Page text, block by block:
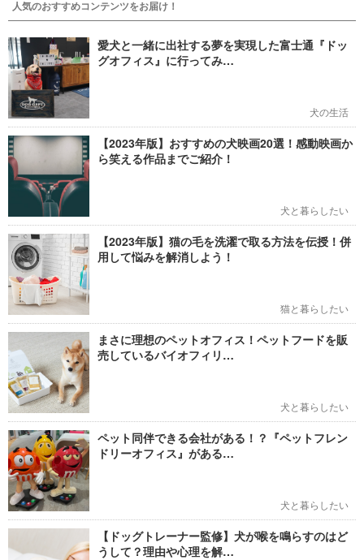
人気のおすすめコンテンツをお届け！
愛犬と一緒に出社する夢を実現した富士通『ドッ
グオフィス』に行ってみ…
犬の生活
【2023年版】おすすめの犬映画20選！感動映画か
ら笑える作品までご紹介！
犬と暮らしたい
【2023年版】猫の毛を洗濯で取る方法を伝授！併
用して悩みを解消しよう！
猫と暮らしたい
まさに理想のペットオフィス！ペットフードを販
売しているバイオフィリ…
犬と暮らしたい
ペット同伴できる会社がある！？『ペットフレン
ドリーオフィス』がある…
犬と暮らしたい
【ドッグトレーナー監修】犬が喉を鳴らすのはど
うして？理由や心理を解…